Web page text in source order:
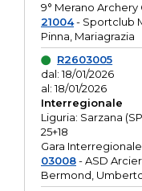
9° Merano Archery
21004- Sportclub
Pinna, Mariagrazia
R2603005
dal: 18/01/2026
al: 18/01/2026
Interregionale
Liguria: Sarzana
25+18
Gara Interregionale
03008- ASD
Bermond,